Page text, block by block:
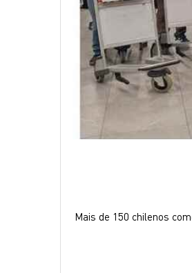
Mais de 150 chilenos